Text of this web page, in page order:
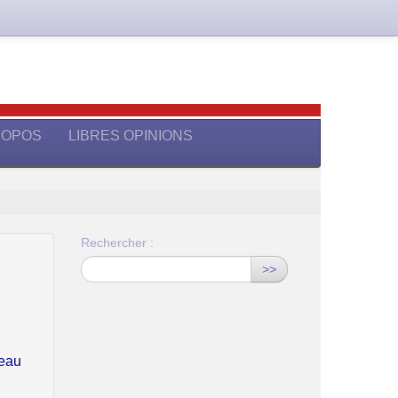
LIBRES OPINIONS
Rechercher :
>>